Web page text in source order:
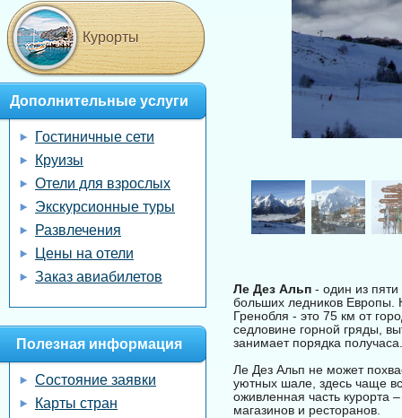
Ле Дез Альп - один из
больших ледников Европы.
Гренобля - это 75 км от
седловине горной гряды,
занимает порядка получаса.
Ле Дез Альп не может
уютных шале, здесь чаще
оживленная часть курорта
магазинов и ресторанов.
Курорты
Дополнительные услуги
Гостиничные сети
Круизы
Отели для взрослых
Экскурсионные туры
Развлечения
Цены на отели
Заказ авиабилетов
Полезная информация
Состояние заявки
Карты стран